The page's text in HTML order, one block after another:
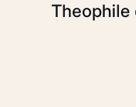
Theophile